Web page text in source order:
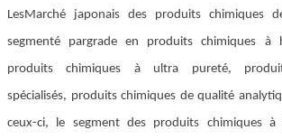
LesMarché japonais des produits chimiques
segmenté pargrade en produits chimiques à
produits chimiques à ultra pureté,
spécialisés, produits chimiques de qualité
ceux-ci, le segment des produits chimiques